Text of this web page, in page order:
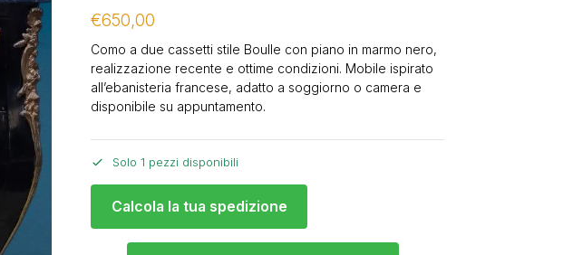
€650,00
Como a due cassetti stile Boulle con piano in marmo nero,
realizzazione recente e ottime condizioni. Mobile ispirato
all’ebanisteria francese, adatto a soggiorno o camera e
disponibile su appuntamento.
Solo 1 pezzi disponibili
Calcola la tua spedizione